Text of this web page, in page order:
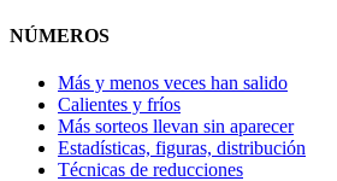
NÚMEROS
Más y menos veces han salido
Calientes y fríos
Más sorteos llevan sin aparecer
Estadísticas, figuras, distribución
Técnicas de reducciones